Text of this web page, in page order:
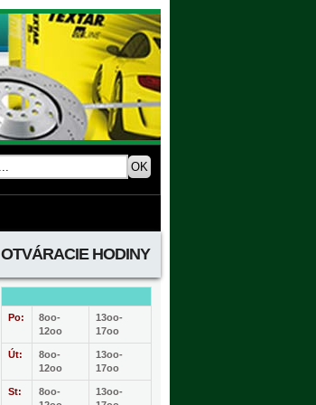
OTVÁRACIE HODINY
Po:
8oo-
12oo
13oo-
17oo
Út:
8oo-
12oo
13oo-
17oo
St:
8oo-
13oo-